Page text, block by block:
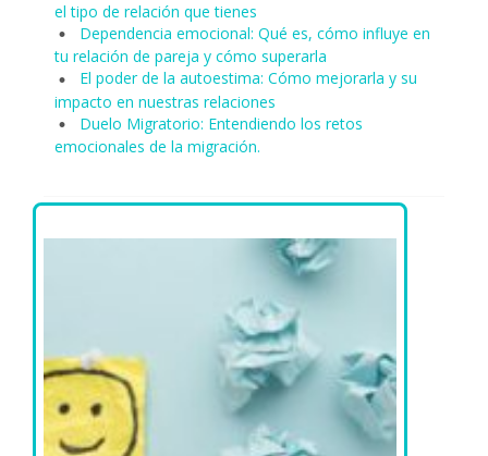
el tipo de relación que tienes
Dependencia emocional: Qué es, cómo influye en
tu relación de pareja y cómo superarla
El poder de la autoestima: Cómo mejorarla y su
impacto en nuestras relaciones
Duelo Migratorio: Entendiendo los retos
emocionales de la migración.